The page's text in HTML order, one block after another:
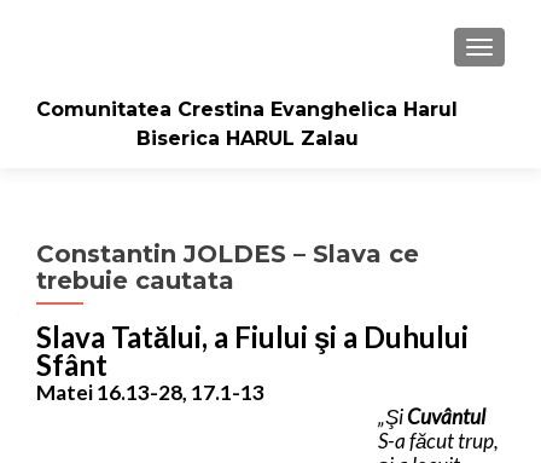
Comunitatea Crestina Evanghelica Harul
Biserica HARUL Zalau
Constantin JOLDES – Slava ce
trebuie cautata
Slava Tatălui, a Fiului şi a Duhului
Sfânt
Matei 16.13-28, 17.1-13
„ŞiCuvântul
S-a făcut trup,